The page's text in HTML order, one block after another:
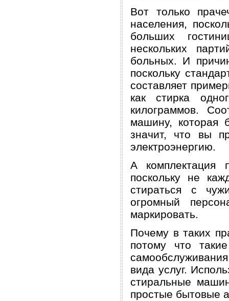
Вот только
населения,
больших
нескольких
больных. И
поскольку
составляет
как стирка
килограммов.
машину, которая
значит, что вы
электроэнергию.
А комплектация
поскольку не
стираться с
огромный
маркировать.
Почему в таких
потому что
вида услуг.
стиральные
простые бытовые